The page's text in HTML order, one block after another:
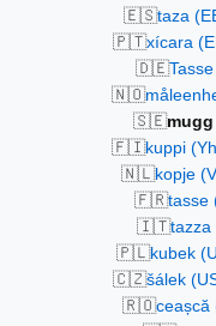
🇪🇸taza
🇵🇹xícara
🇩🇪
🇳🇴
🇸🇪
🇫🇮kuppi
🇳🇱kopje
🇫🇷tasse
🇮🇹tazza
🇵🇱kubek
🇨🇿šálek
🇷🇴ceașcă